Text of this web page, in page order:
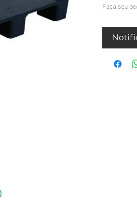
Faça seu